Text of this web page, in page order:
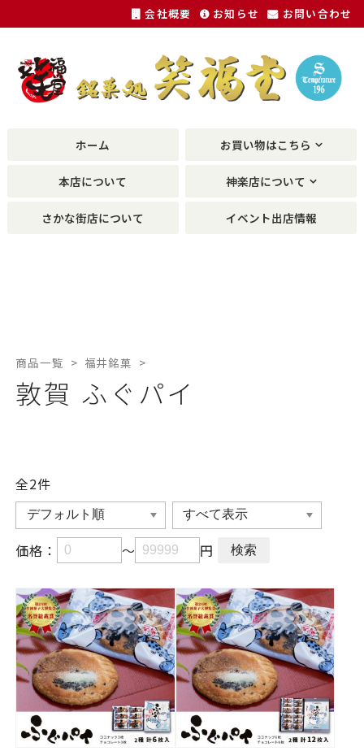
福井銘菓、敦賀銘菓の土産物が種類豊富に。
会社概要 お知らせ お問い合わせ
ホーム お買い物はこちら
本店について 神楽店について
さかな街店について イベント出店情報
商品一覧 福井銘菓
敦賀 ふぐパイ
全2件
価格： ～ 円